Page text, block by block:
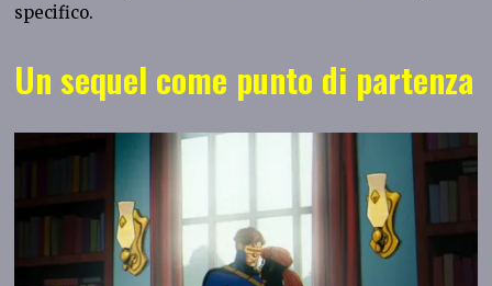
specifico.
Un sequel come punto di partenza